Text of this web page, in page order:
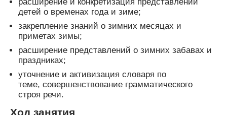
детей о временах года и зиме;
закрепление знаний о зимних месяцах и
приметах зимы;
расширение представлений о зимних забавах и
праздниках;
уточнение и активизация словаря по
теме, совершенствование грамматического
строя речи.
Ход занятия